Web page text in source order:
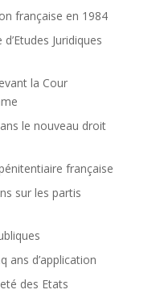
française en 1984
Juridiques
la Cour
le nouveau droit
française
sur les partis
ans d’application
des Etats